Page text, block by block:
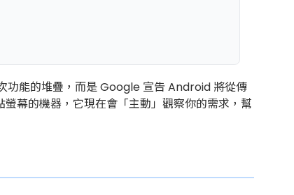
功能的堆疊，而是 Google 宣告 Android 將從傳
幕的機器，它現在會「主動」觀察你的需求，幫